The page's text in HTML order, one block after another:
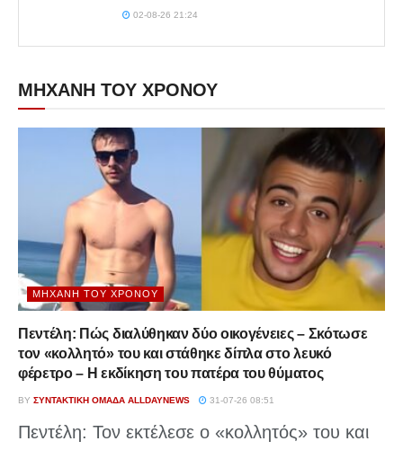
02-08-26 21:24
ΜΗΧΑΝΗ ΤΟΥ ΧΡΟΝΟΥ
ΜΗΧΑΝΉ ΤΟΥ ΧΡΌΝΟΥ
Πεντέλη: Πώς διαλύθηκαν δύο οικογένειες – Σκότωσε
τον «κολλητό» του και στάθηκε δίπλα στο λευκό
φέρετρο – Η εκδίκηση του πατέρα του θύματος
BY ΣΥΝΤΑΚΤΙΚΉ ΟΜΆΔΑ ALLDAYNEWS 31-07-26 08:51
Πεντέλη: Τον εκτέλεσε ο «κολλητός» του και